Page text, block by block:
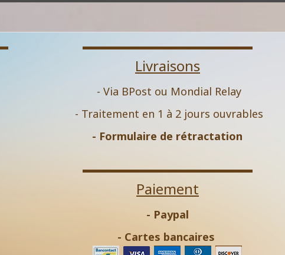
Livraisons
- Via BPost ou Mondial Relay
- Traitement en 1 à 2 jours ouvrables
- Formulaire de rétractation
Paiement
- Paypal
- Cartes bancaires